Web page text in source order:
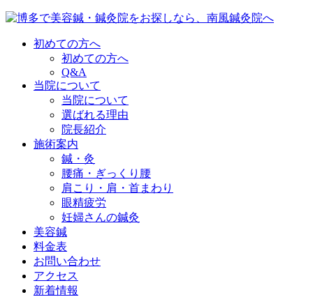
初めての方へ
初めての方へ
Q&A
当院について
当院について
選ばれる理由
院長紹介
施術案内
鍼・灸
腰痛・ぎっくり腰
肩こり・肩・首まわり
眼精疲労
妊婦さんの鍼灸
美容鍼
料金表
お問い合わせ
アクセス
新着情報